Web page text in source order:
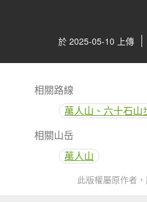
於 2025-05-10 上傳
相關路線
萬人山、六十石山
相關山岳
萬人山
此版權屬原作者